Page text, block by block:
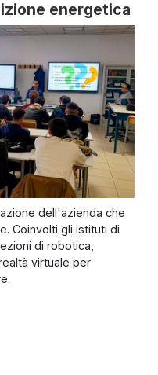
energetica
dell'azienda che
Coinvolti gli istituti di
di robotica,
virtuale per